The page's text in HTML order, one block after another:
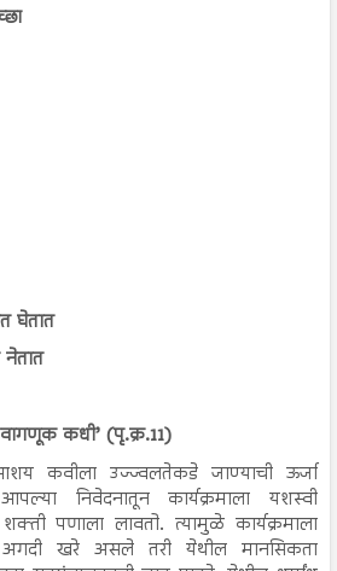
घेतात
नेतात
कधी’ (पृ.क्र.11)
कवीला उज्ज्वलतेकडे जाण्याची ऊर्जा
निवेदनातून कार्यक्रमाला यशस्वी
पणाला लावतो. त्यामुळे कार्यक्रमाला
खरे असले तरी येथील मानसिकता